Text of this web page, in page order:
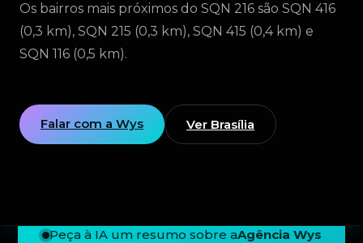
Os bairros mais próximos do SQN 216 são SQN 416
(0,3 km), SQN 215 (0,3 km), SQN 415 (0,4 km) e
SQN 116 (0,5 km).
Falar com a Wys Ver Brasília
Peça à IA um resumo sobre aAgência Wys